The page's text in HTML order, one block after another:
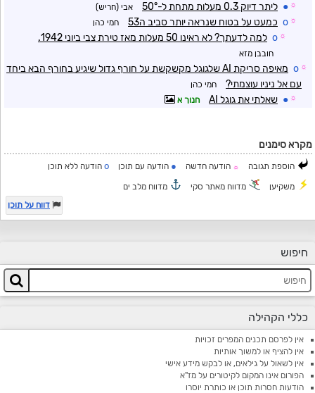
☼
● ליתר דיוק 0.3 מעלות מתחת ל-50° אבי (חריש)
☼
o כמעט על בטוח שנראה יותר סביב ה53 חמי כהן
☼
o למה לדעתך? לא ראינו 50 מעלות מאז טירת צבי ביוני 1942.
חובבן מזא
☼
o
מאיפה סריקת AI שלגוגל מקשקשת על חורף גדול שיגיע בחורף הבא ביחד
עם אל ניניו עוצמתי?
חמי כהן
☼
● שאלתי את גוגל AI חנוך א
מקרא סימנים
הוספת תגובה ☼ הודעה חדשה ● הודעה עם תוכן o הודעה ללא תוכן
משקיען מדווח מאתר סקי
מדווח מלב ים
דווח על תוכן
חיפוש
כללי הקהילה
אין לפרסם תכנים המפרים זכויות
אין להציף או למשוך אותיות
אין לשאול על גילאים, או לבקש מידע אישי
הפורום אינו המקום לקיטורים על מז"א
הודעות חסרות תוכן או כותרת יוסרו